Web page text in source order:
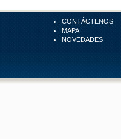
CONTÁCTENOS
MAPA
NOVEDADES